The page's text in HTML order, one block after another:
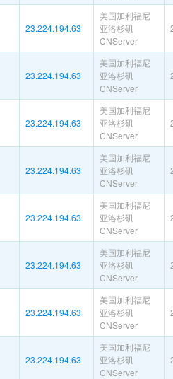
23.224.194.63
美国加利福尼
亚洛杉矶
CNServer
23.224.194.63
美国加利福尼
亚洛杉矶
CNServer
23.224.194.63
美国加利福尼
亚洛杉矶
CNServer
23.224.194.63
美国加利福尼
亚洛杉矶
CNServer
23.224.194.63
美国加利福尼
亚洛杉矶
CNServer
23.224.194.63
美国加利福尼
亚洛杉矶
CNServer
23.224.194.63
美国加利福尼
亚洛杉矶
CNServer
23.224.194.63
美国加利福尼
亚洛杉矶
CNServer